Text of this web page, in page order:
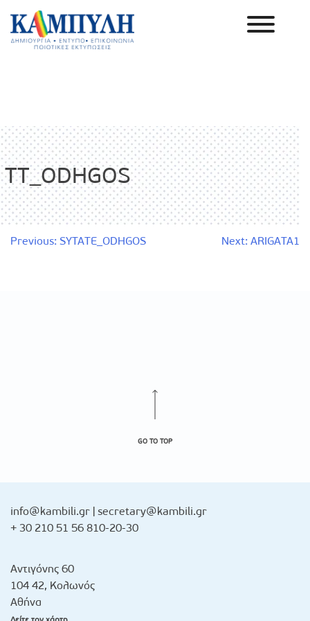
Skip
content
TT_ODHGOS
Πλοήγηση
Previous: SYTATE_ODHGOS Next: ARIGATA1
GO TO TOP
info@kambili.gr secretary@kambili.gr
+ 30 210 51 56 810-20-30
Αντιγόνης 60
104 42, Κολωνός
Αθήνα